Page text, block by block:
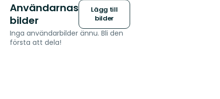
Användarnas
bilder
Lägg till
bilder
Inga användarbilder ännu. Bli den
första att dela!